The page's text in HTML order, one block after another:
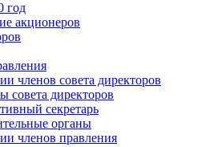
год
акционеров
членов совета директоров
совета директоров
секретарь
органы
членов правления